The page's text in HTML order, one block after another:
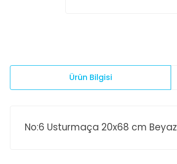
Ürün Bilgisi
No:6 Usturmaça 20x68 cm Beyaz